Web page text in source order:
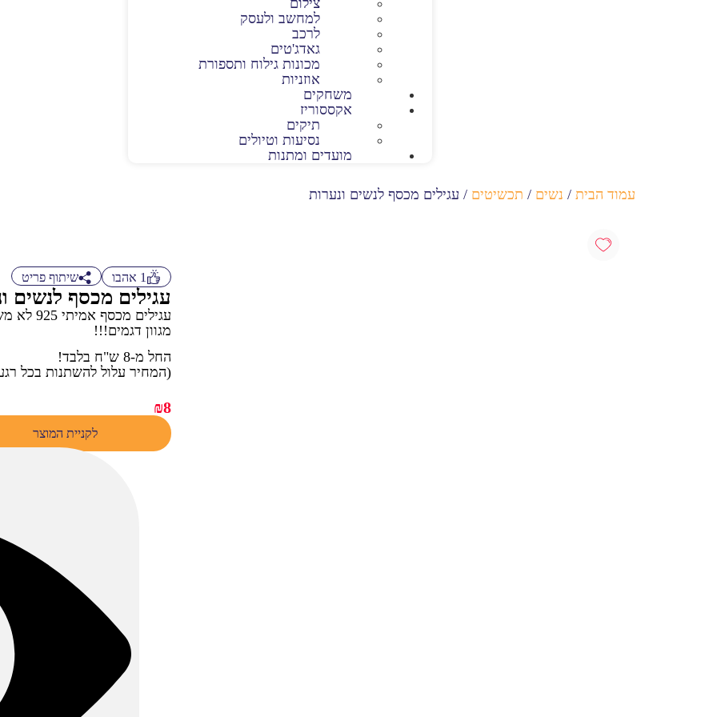
צילום
למחשב ולעסק
לרכב
גאדג'טים
מכונות גילוח ותספורת
אוזניות
משחקים
אקססוריז
תיקים
נסיעות וטיולים
מועדים ומתנות
עמוד הבית / נשים / תכשיטים / עגילים מכסף לנשים ונערות
1 אהבו שיתוף פריט
עגילים מכסף לנשים
עגילים מכסף אמיתי 925 לא משחיר!
מגוון דגמים!!!
החל מ-8 ש"ח בלבד!
(המחיר עלול להשתנות בכל
₪8
לקניית המוצר